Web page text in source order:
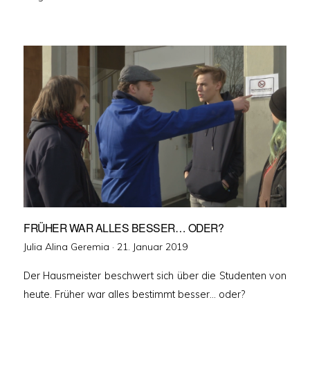
FRÜHER WAR ALLES BESSER… ODER?
Julia Alina Geremia · Veröffentlicht
21. Januar 2019
Der Hausmeister beschwert sich über die Studenten von
heute. Früher war alles bestimmt besser… oder?